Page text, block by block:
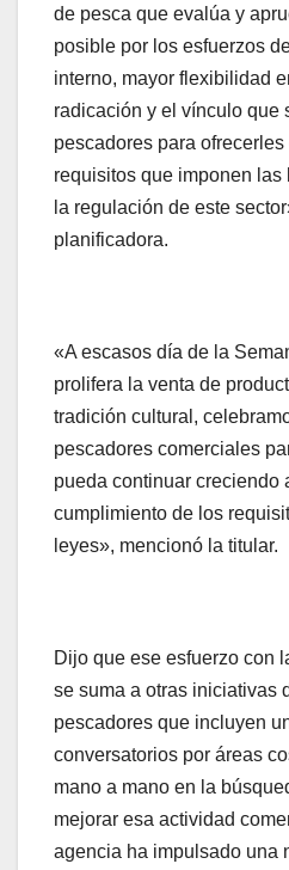
de pesca que evalúa y
posible por los esfuerzos
interno, mayor flexibilidad
radicación y el vínculo que
pescadores para
requisitos que imponen las
la regulación de este
planificadora.
«A escasos día de la
prolifera la venta de
tradición cultural,
pescadores comerciales
pueda continuar creciendo
cumplimiento de los
leyes», mencionó la titular.
Dijo que ese esfuerzo con
se suma a otras iniciativas
pescadores que incluyen
conversatorios por áreas
mano a mano en la
mejorar esa actividad
agencia ha impulsado una